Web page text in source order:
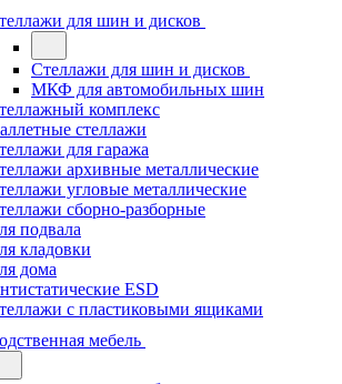
для шин и дисков
Стеллажи для шин и дисков
МКФ для автомобильных шин
комплекс
стеллажи
для гаража
архивные металлические
угловые металлические
сборно-разборные
подвала
кладовки
дома
ESD
с пластиковыми ящиками
мебель